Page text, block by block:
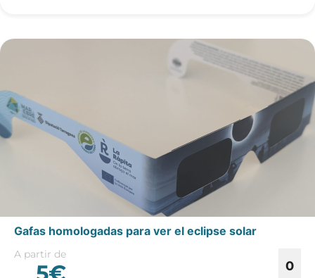
Gafas homologadas para ver el eclipse solar
A partir de
0